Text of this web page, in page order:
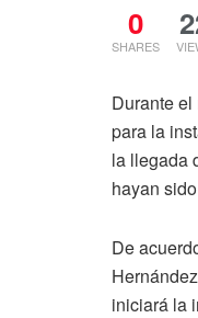
0
SHARES
Durante
para la
la llegada
hayan
De
iniciará la